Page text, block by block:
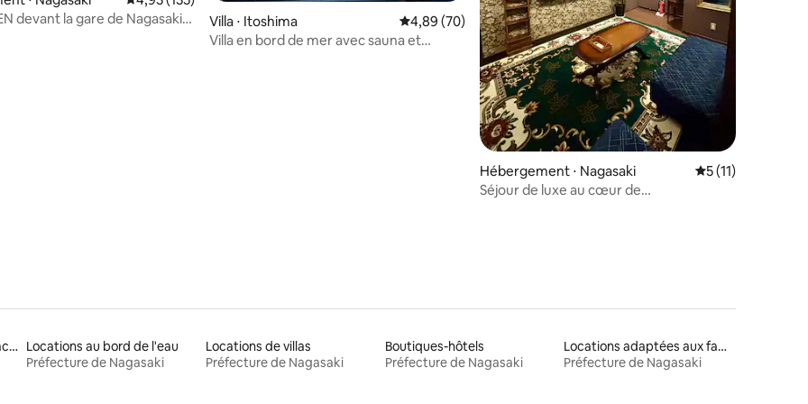
devant la gare de Nagasaki]
Villa ⋅ Itoshima Évaluation moyenne sur la base de 70 commentaires : 4,89 sur 5
4,89 (70)
Villa en bord de mer avec sauna et
Hébergement ⋅ Nagasaki Évaluation
5 (11)
Séjour de luxe au cœur de
Location de maisons de vacances Locations au bord de l'eau
Préfecture de Nagasaki
Locations de villas
Préfecture de Nagasaki
Boutiques-hôtels
Préfecture de Nagasaki
Locations adaptées aux familles
Préfecture de Nagasaki